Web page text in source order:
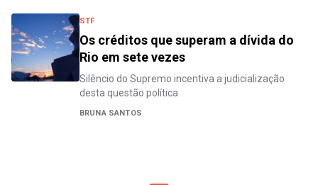
STF
Os créditos que superam a dívida do
Rio em sete vezes
Silêncio do Supremo incentiva a judicialização
desta questão política
BRUNA SANTOS